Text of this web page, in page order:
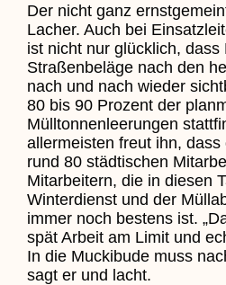
Der nicht ganz
Lacher. Auch bei
ist nicht nur glücklich, dass
Straßenbeläge nach den
nach und nach wieder
80 bis 90 Prozent der
Mülltonnenleerungen
allermeisten freut ihn,
rund 80 städtischen
Mitarbeitern, die in diesen
Winterdienst und der
immer noch bestens ist.
spät Arbeit am Limit und
In die Muckibude muss
sagt er und lacht.